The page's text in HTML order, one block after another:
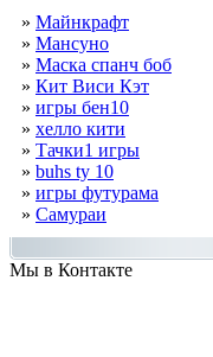
» Майнкрафт
» Мансуно
» Маска спанч боб
» Кит Виси Кэт
» игры бен10
» хелло кити
» Тачки1 игры
» buhs ty 10
» игры футурама
» Самураи
Мы в Контакте